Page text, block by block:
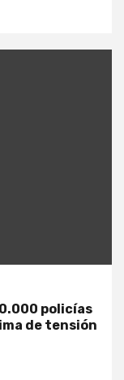
policías
de tensión